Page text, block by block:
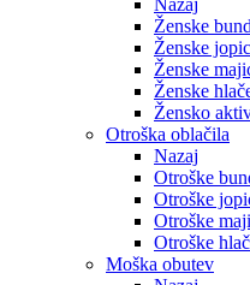
Nazaj
Ženske
Ženske
Ženske
Ženske
Žensko
Otroška oblačila
Nazaj
Otroške
Otroške
Otroške
Otroške
Moška obutev